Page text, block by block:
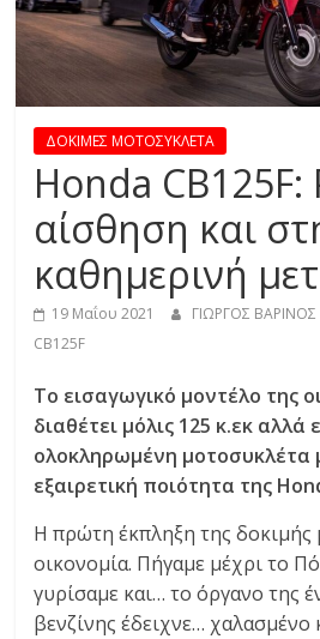
R
E
S
S
ΔΟΚΙΜΕΣ ΜΟΤΟΣΥΚΛΕΤΑ
Honda
αίσθηση και
καθημερινή
19 Μαΐου 2021 ΓΙΩΡΓΟΣ ΒΑΡΙΝΟΣ
CB125F
Το εισαγωγικό μοντέλο της
διαθέτει μόλις 125 κ.εκ αλλά
ολοκληρωμένη μοτοσυκλέτα
εξαιρετική ποιότητα της
Η πρώτη έκπληξη της δοκιμής
οικονομία. Πήγαμε μέχρι το
γυρίσαμε και… το όργανο της
βενζίνης έδειχνε… χαλασμένο